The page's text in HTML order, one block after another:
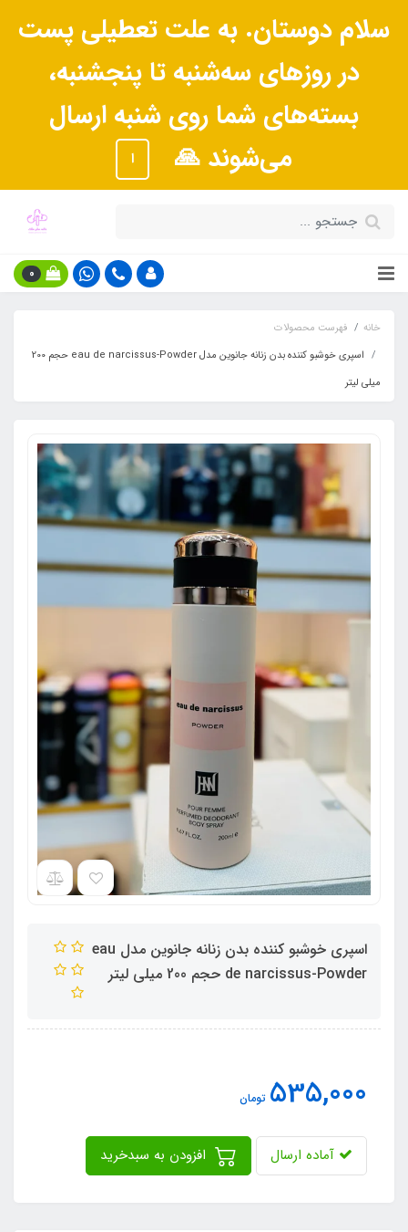
سلام دوستان. به علت تعطیلی پست
در روزهای سه‌شنبه تا پنجشنبه،
بسته‌های شما روی شنبه ارسال
می‌شوند 🙏
ا
0
خانه
فهرست محصولات
اسپری خوشبو کننده بدن زنانه جانوین مدل eau de narcissus-Powder حجم 200
میلی لیتر
اسپری خوشبو کننده بدن زنانه جانوین مدل eau
de narcissus-Powder حجم 200 میلی لیتر
535,000 تومان
آماده ارسال